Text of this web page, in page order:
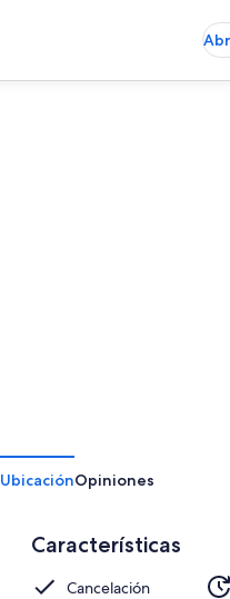
UbicaciónOpiniones
Características
Cancelación